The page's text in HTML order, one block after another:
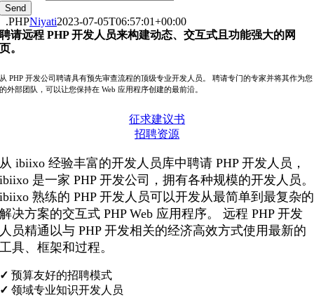
Send
.PHPNiyati2023-07-05T06:57:01+00:00
聘请远程 PHP 开发人员来构建动态、交互式且功能强大的网
页。
从 PHP 开发公司聘请具有预先审查流程的顶级专业开发人员。 聘请专门的专家并将其作为您
的外部团队，可以让您保持在 Web 应用程序创建的最前沿。
征求建议书
招聘资源
从 ibiixo 经验丰富的开发人员库中聘请 PHP 开发人员，
ibiixo 是一家 PHP 开发公司，拥有各种规模的开发人员。
ibiixo 熟练的 PHP 开发人员可以开发从最简单到最复杂的
解决方案的交互式 PHP Web 应用程序。 远程 PHP 开发
人员精通以与 PHP 开发相关的经济高效方式使用最新的
工具、框架和过程。
✓ 预算友好的招聘模式
✓ 领域专业知识开发人员